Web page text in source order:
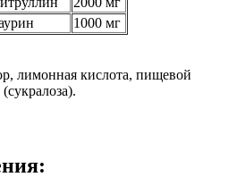
1000 мг
лимонная кислота, пищевой